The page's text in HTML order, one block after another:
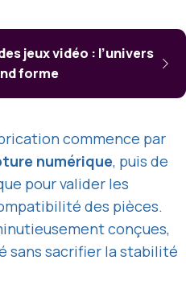
jeux vidéo : l’univers
forme
commence par
numérique, puis de
pour valider les
des pièces.
conçues,
sans sacrifier la stabilité